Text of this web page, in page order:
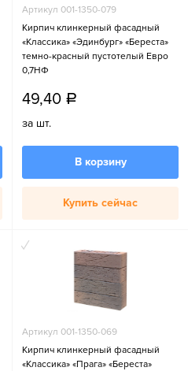
Артикул 001-1350-079
Кирпич клинкерный фасадный
«Классика» «Эдинбург» «Береста»
темно-красный пустотелый Евро
0,7НФ
49,40 a
за шт.
В корзину
Купить сейчас
Артикул 001-1350-069
Кирпич клинкерный фасадный
«Классика» «Прага» «Береста»